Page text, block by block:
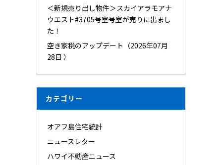
＜新規売り出し物件＞スカイアラモアナ
ウエスト#3705号室号室が売りに出まし
た！
空き家税のアップデート（2026年07月
28日 ）
カテゴリー
オアフ島住宅統計
ニュースレター
ハワイ不動産ニュース